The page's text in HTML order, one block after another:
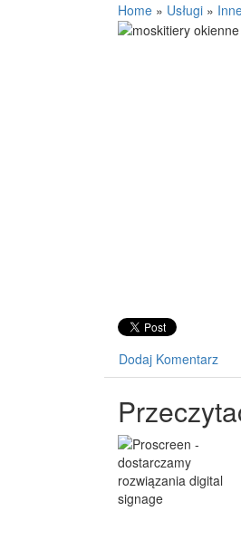
Home » Usługi »
Dodaj Komentarz